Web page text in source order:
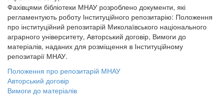
Фахівцями бібліотеки МНАУ розроблено документи, які
регламентують роботу Інституційного репозитарію: Положення
про інституційний репозитарій Миколаївського національного
аграрного університету, Авторський договір, Вимоги до
матеріалів, наданих для розміщення в Інституційному
репозитарії МНАУ.
Положення про репозитарій МНАУ
Авторський договір
Вимоги до матеріалів